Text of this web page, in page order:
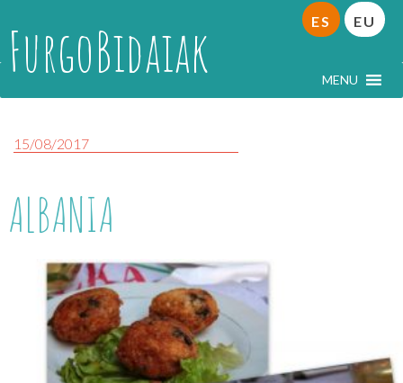
FurgoBidaiak MENU
ES EU
15/08/2017
ALBANIA